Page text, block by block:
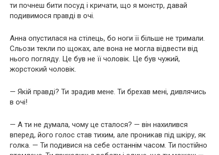
ти почнеш бити посуд і кричати, що я монстр, давай
подивимося правді в очі.
Анна опустилася на стілець, бо ноги її більше не тримали.
Сльози текли по щоках, але вона не могла відвести від
нього погляду. Це був не її чоловік. Це був чужий,
жорстокий чоловік.
— Якій правді? Ти зрадив мене. Ти брехав мені, дивлячись
в очі!
— А ти не думала, чому це сталося? — він нахилився
вперед, його голос став тихим, але проникав під шкіру, як
голка. — Ти подивися на себе останнім часом. Ти постійно